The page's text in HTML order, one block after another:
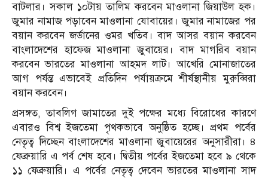
বাটলার। সকাল ১০টায় তালিম করবেন মাওলানা জিয়াউল হক।
জুমার নামাজ পড়াবেন মাওলানা যোবায়ের। জুমার নামাজের পর
বয়ান করবেন জর্ডানের ওমর খতিব। বাদ আসর বয়ান করবেন
বাংলাদেশের হাফেজ মাওলানা জুবায়ের। বাদ মাগরিব বয়ান
করবেন ভারতের মাওলানা আহমদ লাট। আখেরি মোনাজাতের
আগ পর্যন্ত এভাবেই প্রতিদিন পর্যায়ক্রমে শীর্ষস্থানীয় মুরুব্বিরা
বয়ান করবেন।
প্রসঙ্গত, তাবলিগ জামাতের দুই পক্ষের মধ্যে বিরোধের কারণে
এবারও বিশ্ব ইজতেমা পৃথকভাবে অনুষ্ঠিত হচ্ছে। প্রথম পর্বের
নেতৃত্ব দিচ্ছেন বাংলাদেশের মাওলানা জুবায়েরের অনুসারীরা। ৪
ফেব্রুয়ারি এ পর্ব শেষ হবে। দ্বিতীয় পর্বের ইজতেমা হবে ৯ থেকে
১১ ফেব্রুয়ারি। এ পর্বের নেতৃত্ব দেবেন ভারতের মাওলানা সাদ